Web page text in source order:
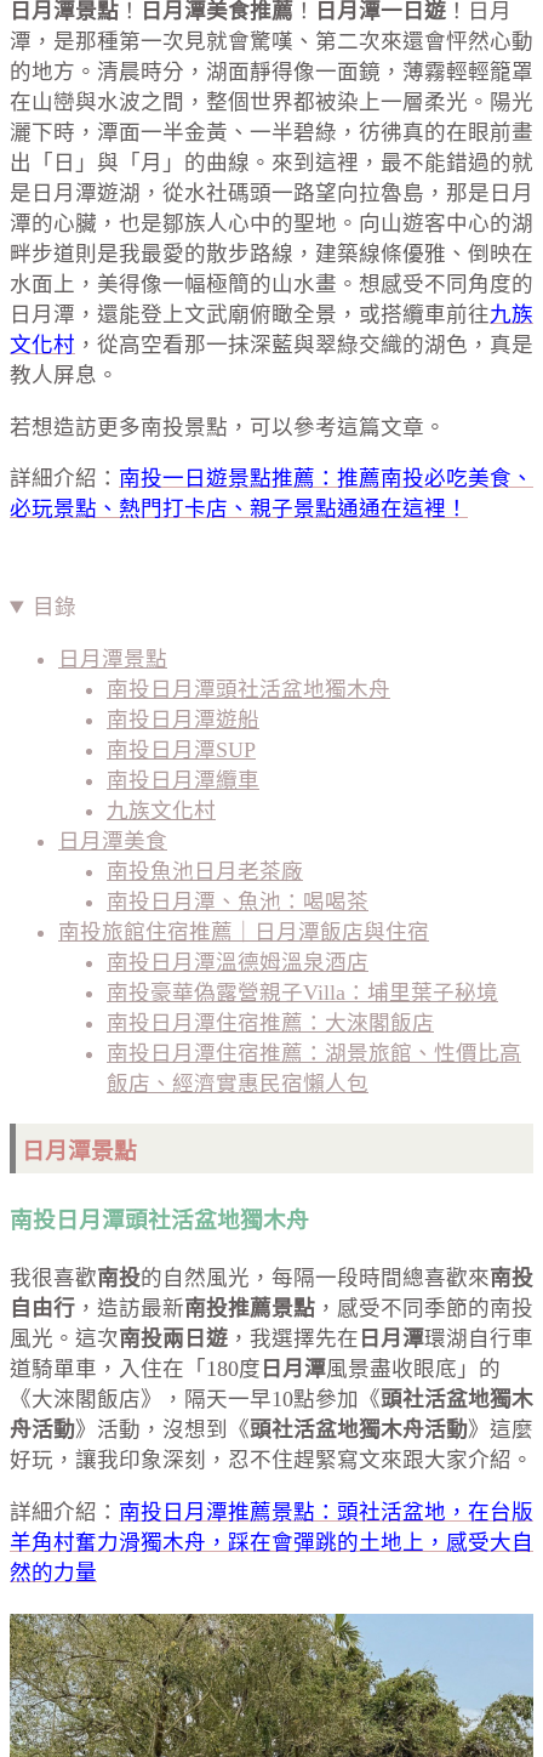
日月潭景點 ！ 日月潭美食推薦 ！ 日月潭一日遊 ！日月
潭，是那種第一次見就會驚嘆、第二次來還會怦然心動
的地方。清晨時分，湖面靜得像一面鏡，薄霧輕輕籠罩
在山巒與水波之間，整個世界都被染上一層柔光。陽光
灑下時，潭面一半金黃、一半碧綠，彷彿真的在眼前畫
出「日」與「月」的曲線。來到這裡，最不能錯過的就
是日月潭遊湖，從水社碼頭一路望向拉魯島，那是日月
潭的心臟，也是鄒族人心中的聖地。向山遊客中心的湖
畔步道則是我最愛的散步路線，建築線條優雅、倒映在
水面上，美得像一幅極簡的山水畫。想感受不同角度的
日月潭，還能登上文武廟俯瞰全景，或搭纜車前往九族
文化村 ，從高空看那一抹深藍與翠綠交織的湖色，真是
教人屏息。
若想造訪更多南投景點，可以參考這篇文章。
詳細介紹： 南投一日遊景點推薦：推薦南投必吃美食、
必玩景點、熱門打卡店、親子景點通通在這裡！
目錄
日月潭景點
南投日月潭頭社活盆地獨木舟
南投日月潭遊船
南投日月潭SUP
南投日月潭纜車
九族文化村
日月潭美食
南投魚池日月老茶廠
南投日月潭、魚池：喝喝茶
南投旅館住宿推薦｜日月潭飯店與住宿
南投日月潭溫德姆溫泉酒店
南投豪華偽露營親子Villa：埔里葉子秘境
南投日月潭住宿推薦：大淶閣飯店
南投日月潭住宿推薦：湖景旅館、性價比高
飯店、經濟實惠民宿懶人包
日月潭景點
南投日月潭頭社活盆地獨木舟
我很喜歡南投的自然風光，每隔一段時間總喜歡來南投
自由行 ，造訪最新南投推薦景點 ，感受不同季節的南投
風光。這次南投兩日遊 ，我選擇先在 日月潭環湖自行車
道騎單車，入住在「180度 日月潭風景盡收眼底」的
《大淶閣飯店》，隔天一早10點參加《頭社活盆地獨木
舟活動》活動，沒想到《頭社活盆地獨木舟活動》這麼
好玩，讓我印象深刻，忍不住趕緊寫文來跟大家介紹。
詳細介紹： 南投日月潭推薦景點：頭社活盆地，在台版
羊角村奮力滑獨木舟，踩在會彈跳的土地上，感受大自
然的力量